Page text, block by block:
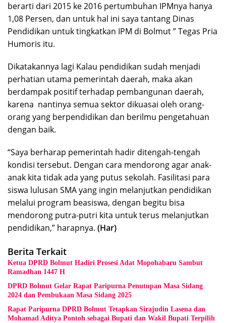
berarti dari 2015 ke 2016 pertumbuhan IPMnya hanya
1,08 Persen, dan untuk hal ini saya tantang Dinas
Pendidikan untuk tingkatkan IPM di Bolmut ” Tegas Pria
Humoris itu.
Dikatakannya lagi Kalau pendidikan sudah menjadi
perhatian utama pemerintah daerah, maka akan
berdampak positif terhadap pembangunan daerah,
karena nantinya semua sektor dikuasai oleh orang-
orang yang berpendidikan dan berilmu pengetahuan
dengan baik.
“Saya berharap pemerintah hadir ditengah-tengah
kondisi tersebut. Dengan cara mendorong agar anak-
anak kita tidak ada yang putus sekolah. Fasilitasi para
siswa lulusan SMA yang ingin melanjutkan pendidikan
melalui program beasiswa, dengan begitu bisa
mendorong putra-putri kita untuk terus melanjutkan
pendidikan,” harapnya. (Har)
Berita Terkait
Ketua DPRD Bolmut Hadiri Prosesi Adat Mopohabaru Sambut
Ramadhan 1447 H
DPRD Bolmut Gelar Rapat Paripurna Penutupan Masa Sidang
2024 dan Pembukaan Masa Sidang 2025
Rapat Paripurna DPRD Bolmut Tetapkan Sirajudin Lasena dan
Mohamad Aditya Pontoh sebagai Bupati dan Wakil Bupati Terpilih